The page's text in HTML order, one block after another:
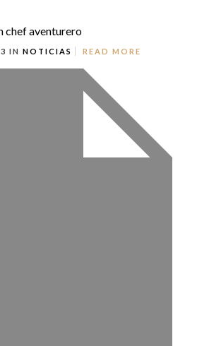
chef aventurero
IN NOTICIAS READ MORE